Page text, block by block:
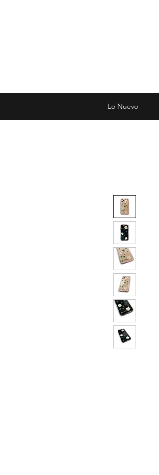
Lo Nuevo